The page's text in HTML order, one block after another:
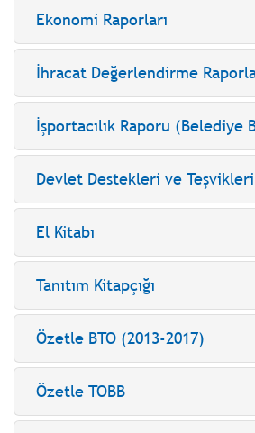
Ekonomi Raporları
İhracat Değerlendirme
İşportacılık Raporu (Belediye
Devlet Destekleri ve Teşvikleri
El Kitabı
Tanıtım Kitapçığı
Özetle BTO (2013-2017)
Özetle TOBB